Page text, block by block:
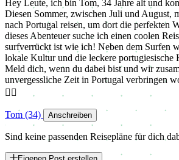
Hey Leute, ich bin Tom, 34 Jahre alt und
Diesen Sommer, zwischen Juli und August,
nach Portugal reisen, um dort die perfekten
dieses Abenteuer suche ich einen coolen
surfverrückt ist wie ich! Neben dem Surfen
lokale Kultur und die leckere portugiesische
Meld dich, wenn du dabei bist und wir
unvergessliche Zeit in Portugal verbringen
🏄‍♂️
Tom (34) Anschreiben
Sind keine passenden Reisepläne für dich